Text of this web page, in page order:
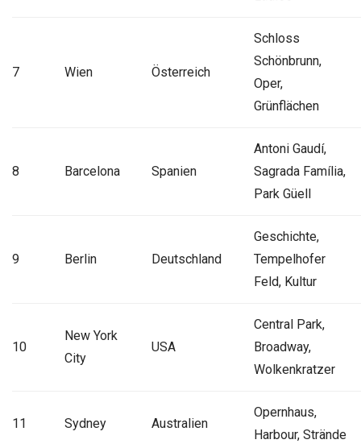
7 Wien Österreich
Schloss
Schönbrunn,
Oper,
Grünflächen
8 Barcelona Spanien
Antoni Gaudí,
Sagrada Família,
Park Güell
9 Berlin Deutschland
Geschichte,
Tempelhofer
Feld, Kultur
10
New York
City
USA
Central Park,
Broadway,
Wolkenkratzer
11 Sydney Australien
Opernhaus,
Harbour, Strände